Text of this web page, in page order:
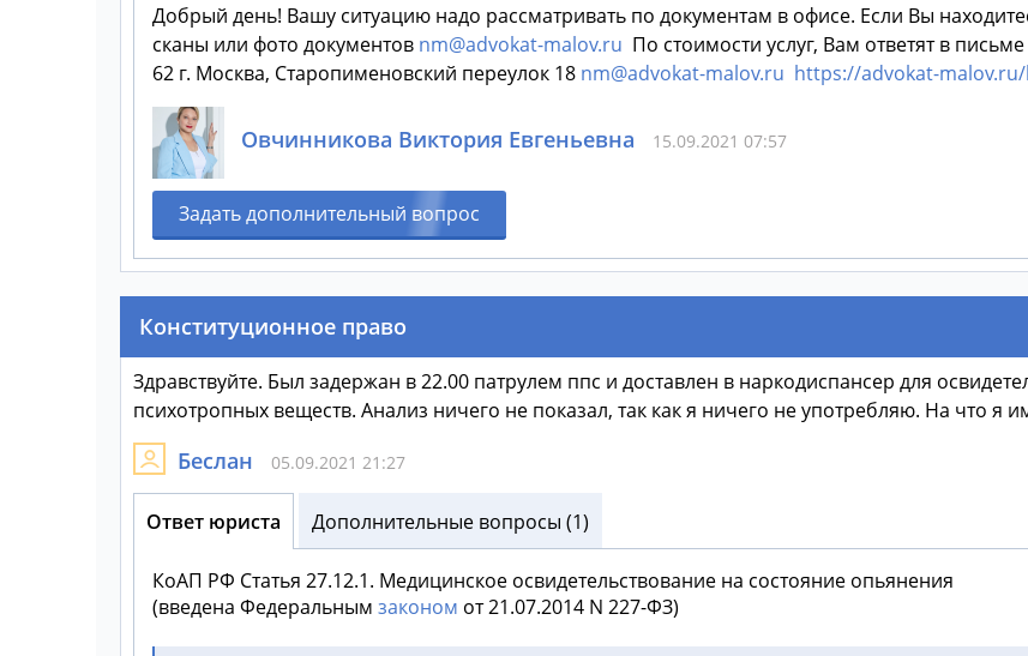
Добрый день! Вашу ситуацию надо рассматривать по документам в офисе. Если Вы
сканы или фото документов nm@advokat-malov.ru По стоимости услуг, Вам ответят в
62 г. Москва, Старопименовский переулок 18 nm@advokat-malov.ru https://advokat-
Овчинникова Виктория Евгеньевна 15.09.2021 07:57
Задать дополнительный вопрос
Конституционное право
Здравствуйте. Был задержан в 22.00 патрулем ппс и доставлен в наркодиспансер для
психотропных веществ. Анализ ничего не показал, так как я ничего не употребляю. На что я
Беслан 05.09.2021 21:27
Ответ юриста Дополнительные вопросы (1)
КоАП РФ Статья 27.12.1. Медицинское освидетельствование на состояние опьянения
(введена Федеральным законом от 21.07.2014 N 227-ФЗ)